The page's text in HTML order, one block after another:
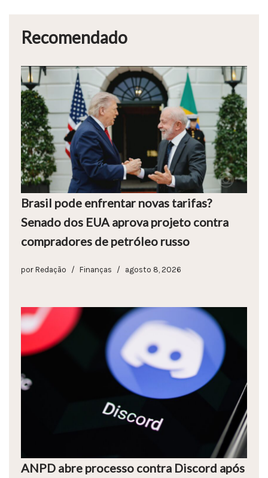
Recomendado
Brasil pode enfrentar novas tarifas?
Senado dos EUA aprova projeto contra
compradores de petróleo russo
por Redação Finanças agosto 8, 2026
ANPD abre processo contra Discord após